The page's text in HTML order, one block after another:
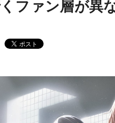
ファン層が異